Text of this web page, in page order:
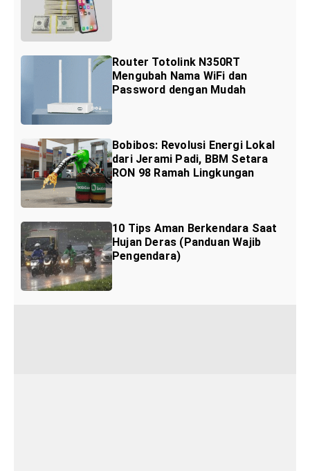
Router Totolink N350RT
Mengubah Nama WiFi dan
Password dengan Mudah
Bobibos: Revolusi Energi Lokal
dari Jerami Padi, BBM Setara
RON 98 Ramah Lingkungan
10 Tips Aman Berkendara Saat
Hujan Deras (Panduan Wajib
Pengendara)